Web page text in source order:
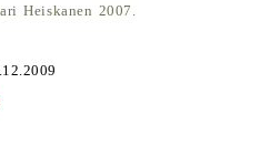
Heiskanen 2007.